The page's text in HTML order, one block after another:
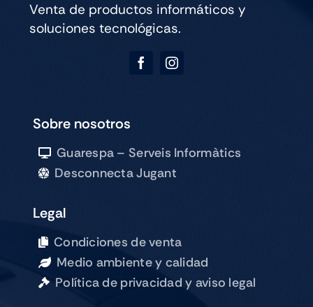
Venta de productos informáticos y
soluciones tecnológicas.
Sobre nosotros
Guarespa – Serveis Informàtics
Desconnecta Jugant
Legal
Condiciones de venta
Medio ambiente y calidad
Política de privacidad y aviso legal